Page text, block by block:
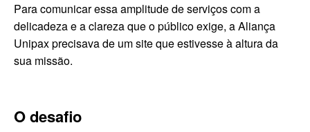
Para comunicar essa amplitude de serviços com a
delicadeza e a clareza que o público exige, a Aliança
Unipax precisava de um site que estivesse à altura da
sua missão.
O desafio